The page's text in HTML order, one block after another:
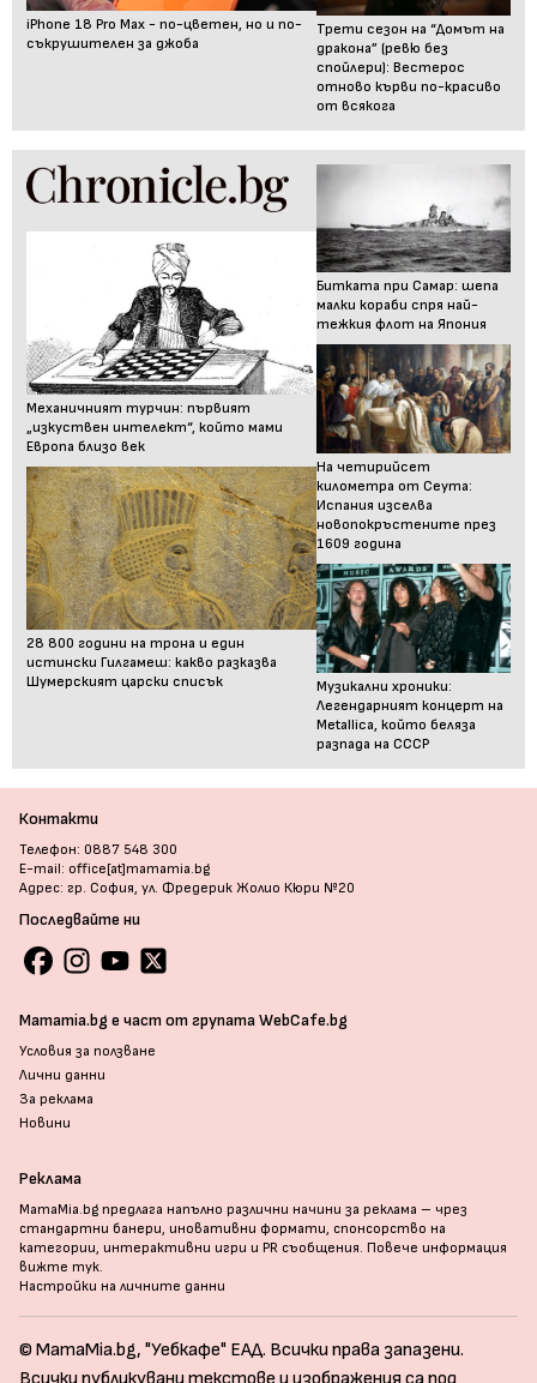
iPhone 18 Pro Max - по-цветен, но и по-
съкрушителен за джоба
Трети сезон на “Домът на
дракона” (ревю без
спойлери): Вестерос
отново кърви по-красиво
от всякога
Механичният турчин: първият
„изкуствен интелект“, който мами
Европа близо век
28 800 години на трона и един
истински Гилгамеш: какво разказва
Шумерският царски списък
Битката при Самар: шепа
малки кораби спря най-
тежкия флот на Япония
На четирийсет
километра от Сеута:
Испания изселва
новопокръстените през
1609 година
Музикални хроники:
Легендарният концерт на
Metallica, който беляза
разпада на СССР
Контакти
Телефон: 0887 548 300
E-mail: office[at]mamamia.bg
Адрес: гр. София, ул. Фредерик Жолио Кюри №20
Последвайте ни
Mamamia.bg е част от групата WebCafe.bg
Условия за ползване
Лични данни
За реклама
Новини
Реклама
MamaMia.bg предлага напълно различни начини за реклама – чрез
стандартни банери, иновативни формати, спонсорство на
категории, интерактивни игри и PR съобщения. Повече информация
вижте тук.
Настройки на личните данни
© MamaMia.bg, "Уебкафе" ЕАД. Всички права запазени.